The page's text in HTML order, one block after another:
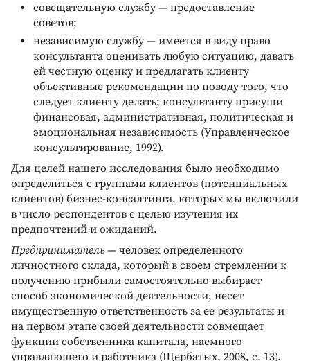
совещательную службу — предоставление
советов;
независимую службу — имеется в виду право
консультанта оценивать любую ситуацию, давать
ей честную оценку и предлагать клиенту
объективные рекомендации по поводу того, что
следует клиенту делать; консультанту присущи
финансовая, административная, политическая и
эмоциональная независимость (Управленческое
консультирование, 1992).
Для целей нашего исследования было необходимо
определиться с группами клиентов (потенциальных
клиентов) бизнес-консалтинга, которых мы включили
в число респондентов с целью изучения их
предпочтений и ожиданий.
Предприниматель— человек определенного
личностного склада, который в своем стремлении к
получению прибыли самостоятельно выбирает
способ экономической деятельности, несет
имущественную ответственность за ее результаты и
на первом этапе своей деятельности совмещает
функции собственника капитала, наемного
управляющего и работника (Щербатых, 2008, с. 13).